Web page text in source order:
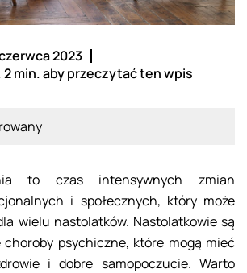
2023
min. aby przeczytać ten wpis
to czas intensywnych zmian
i społecznych, który może
wielu nastolatków. Nastolatkowie są
psychiczne, które mogą mieć
i dobre samopoczucie. Warto